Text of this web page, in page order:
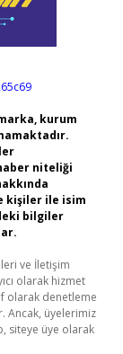
kurum
niteliği
kişiler ile isim
bilgiler
ve İletişim
olarak hizmet
olarak denetleme
Ancak, üyelerimiz
siteye üye olarak